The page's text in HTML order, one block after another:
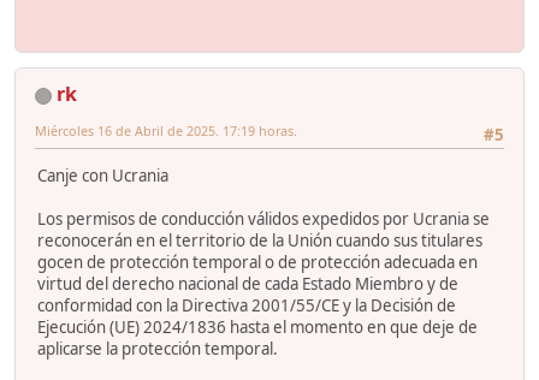
rk
#5
Miércoles 16 de Abril de 2025. 17:19 horas.
Canje con Ucrania
Los permisos de conducción válidos expedidos por Ucrania se
reconocerán en el territorio de la Unión cuando sus titulares
gocen de protección temporal o de protección adecuada en
virtud del derecho nacional de cada Estado Miembro y de
conformidad con la Directiva 2001/55/CE y la Decisión de
Ejecución (UE) 2024/1836 hasta el momento en que deje de
aplicarse la protección temporal.